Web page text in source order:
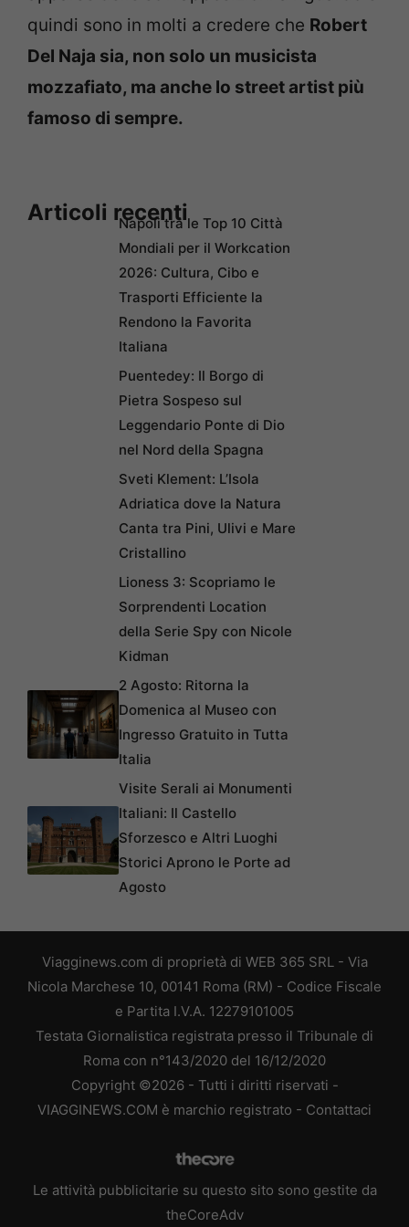
quindi sono in molti a credere che Robert
Del Naja sia, non solo un musicista
mozzafiato, ma anche lo street artist più
famoso di sempre.
Articoli recentiNapoli tra le Top 10 Città
Mondiali per il Workcation
2026: Cultura, Cibo e
Trasporti Efficiente la
Rendono la Favorita
Italiana
Puentedey: Il Borgo di
Pietra Sospeso sul
Leggendario Ponte di Dio
nel Nord della Spagna
Sveti Klement: L’Isola
Adriatica dove la Natura
Canta tra Pini, Ulivi e Mare
Cristallino
Lioness 3: Scopriamo le
Sorprendenti Location
della Serie Spy con Nicole
Kidman
2 Agosto: Ritorna la
Domenica al Museo con
Ingresso Gratuito in Tutta
Italia
Visite Serali ai Monumenti
Italiani: Il Castello
Sforzesco e Altri Luoghi
Storici Aprono le Porte ad
Agosto
Viagginews.com di proprietà di WEB 365 SRL - Via
Nicola Marchese 10, 00141 Roma (RM) - Codice Fiscale
e Partita I.V.A. 12279101005
Testata Giornalistica registrata presso il Tribunale di
Roma con n°143/2020 del 16/12/2020
Copyright ©2026 - Tutti i diritti riservati -
VIAGGINEWS.COM è marchio registrato - Contattaci
Le attività pubblicitarie su questo sito sono gestite da
theCoreAdv